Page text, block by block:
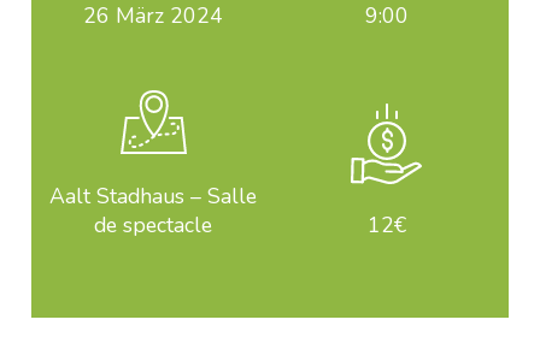
26 März 2024 9:00
Aalt Stadhaus – Salle
de spectacle
12€